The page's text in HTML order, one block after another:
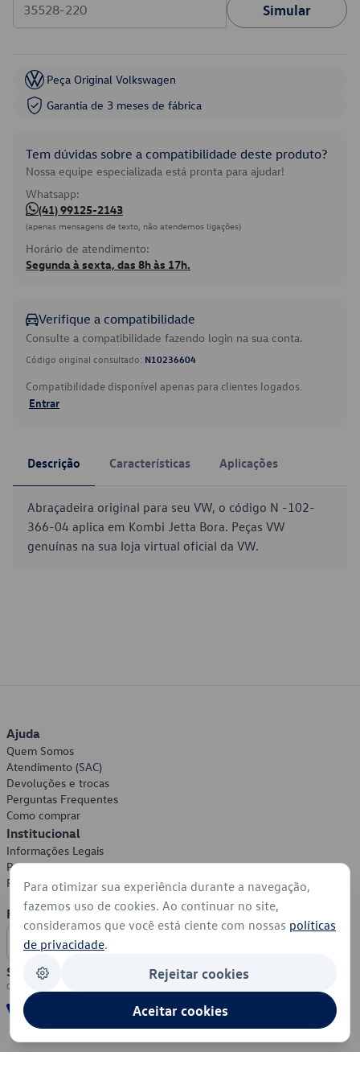
Simular
Peça Original Volkswagen
Garantia de 3 meses de fábrica
Tem dúvidas sobre a compatibilidade deste produto?
Nossa equipe especializada está pronta para ajudar!
Whatsapp:
(41) 99125-2143
(apenas mensagens de texto, não atendemos ligações)
Horário de atendimento:
Segunda à sexta, das 8h às 17h.
Verifique a compatibilidade
Consulte a compatibilidade fazendo login na sua conta.
Código original consultado: N10236604
Compatibilidade disponível apenas para clientes logados.
Entrar
Descrição Características Aplicações
Abraçadeira original para seu VW, o código N -102-
366-04 aplica em Kombi Jetta Bora. Peças VW
genuínas na sua loja virtual oficial da VW.
Ajuda
Quem Somos
Atendimento (SAC)
Devoluções e trocas
Perguntas Frequentes
Como comprar
Institucional
Informações Legais
Política de Privacidade
Política de Cookies
Formas de Pagamento
Segurança
Para otimizar sua experiência durante a navegação,
fazemos uso de cookies. Ao continuar no site,
consideramos que você está ciente com nossas políticas
de privacidade.
Rejeitar cookies
Aceitar cookies